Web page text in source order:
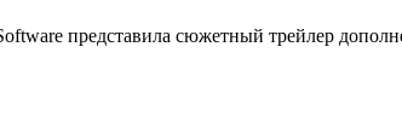
представила сюжетный трейлер